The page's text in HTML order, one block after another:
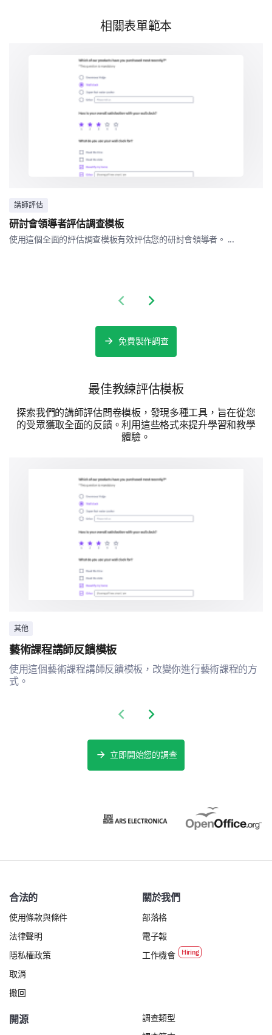
平易近人
知識基礎
您會向其他人推薦我們的教練會議嗎？
是 否
相關表單範本
講師評估
研討會領導者評估調查模板
使用這個全面的評估調查模板有效評估您的研討會領導者。 ...
Previous slide
Next slide
免費製作調查
最佳教練評估模板
探索我們的講師評估問卷模板，發現多種工具，旨在從您
的受眾獲取全面的反饋。利用這些格式來提升學習和教學
體驗。
其他
藝術課程講師反饋模板
使用這個藝術課程講師反饋模板，改變你進行藝術課程的方
式。
Previous slide
Next slide
立即開始您的調查
合法的
使用條款與條件
法律聲明
隱私權政策
取消
撤回
關於我們
部落格
電子報
工作機會
開源
調查類型